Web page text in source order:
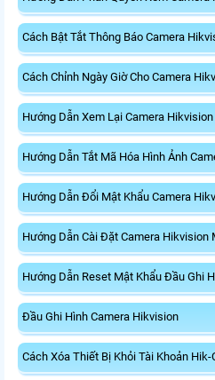
Cách Bật Tắt Thông Báo Camera
Cách Chỉnh Ngày Giờ Cho Camera
Hướng Dẫn Xem Lại Camera Hikvision
Hướng Dẫn Tắt Mã Hóa Hình Ảnh
Hướng Dẫn Đổi Mật Khẩu Camera
Hướng Dẫn Cài Đặt Camera Hikvision
Hướng Dẫn Reset Mật Khẩu Đầu Ghi
Đầu Ghi Hình Camera Hikvision
Cách Xóa Thiết Bị Khỏi Tài Khoản Hik-